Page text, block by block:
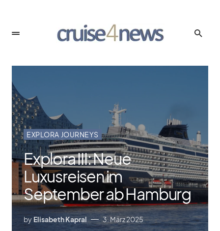
EXPLORA JOURNEYS
Explora III: Neue
Luxusreisen im
September ab Hamburg
by Elisabeth Kapral 3. März 2025